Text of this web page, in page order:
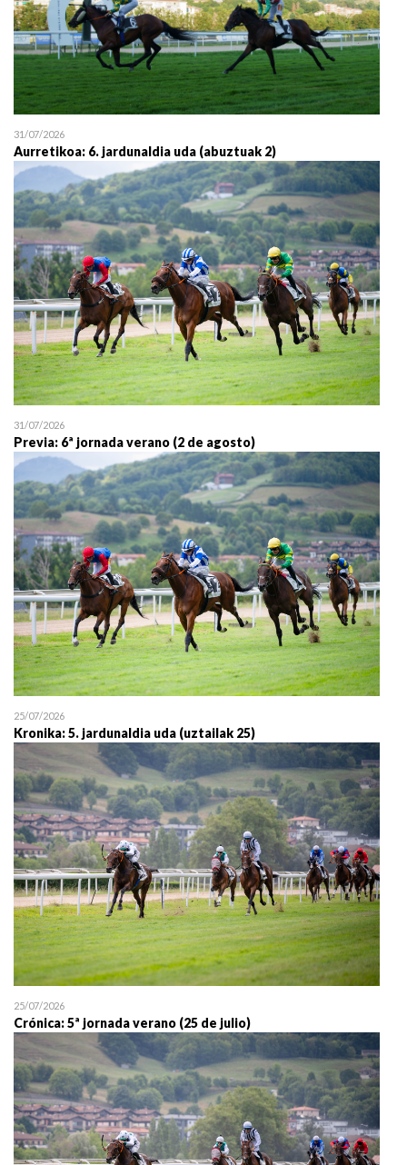
31/07/2026
Aurretikoa: 6. jardunaldia uda (abuztuak 2)
31/07/2026
Previa: 6ª jornada verano (2 de agosto)
25/07/2026
Kronika: 5. jardunaldia uda (uztailak 25)
25/07/2026
Crónica: 5ª jornada verano (25 de julio)